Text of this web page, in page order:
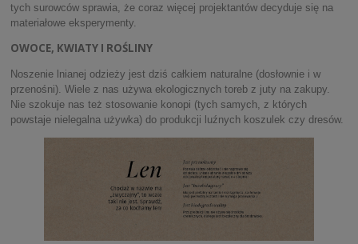
tych surowców sprawia, że coraz więcej projektantów decyduje się na
materiałowe eksperymenty.
OWOCE, KWIATY I ROŚLINY
Noszenie lnianej odzieży jest dziś całkiem naturalne (dosłownie i w
przenośni). Wiele z nas używa ekologicznych toreb z juty na zakupy.
Nie szokuje nas też stosowanie konopi (tych samych, z których
powstaje nielegalna używka) do produkcji luźnych koszulek czy dresów.